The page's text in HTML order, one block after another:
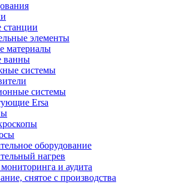
станции
элементы
материалы
ванны
системы
системы
Ersa
оборудование
нагрев
и аудита
снятое с производства